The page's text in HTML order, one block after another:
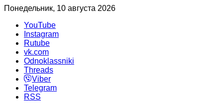
Понедельник, 10 августа 2026
YouTube
Instagram
Rutube
vk.com
Odnoklassniki
Threads
Viber
Telegram
RSS